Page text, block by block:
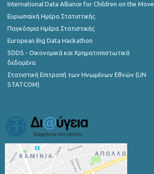
International Data Alliance for Children on the Move
Ευρωπαϊκή Ημέρα Στατιστικής
Παγκόσμια Ημέρα Στατιστικής
European Big Data Hackathon
SDDS - Οικονομικά και Χρηματοπιστωτικά
δεδομένα
Στατιστική Επιτροπή των Ηνωμένων Εθνών (UN
STATCOM)